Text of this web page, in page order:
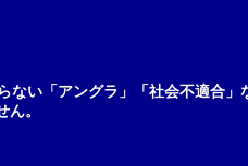
い「アングラ」「社会不適合
。